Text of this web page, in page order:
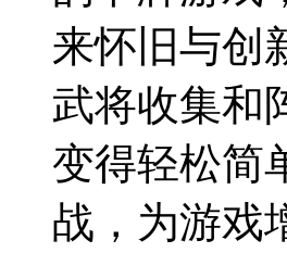
来怀旧与创
武将收集和
变得轻松简
战，为游戏